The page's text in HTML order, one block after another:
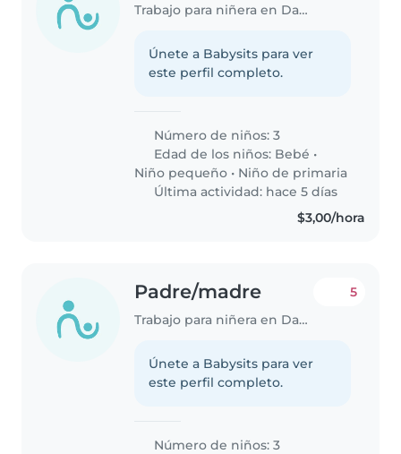
Trabajo para niñera en Daule
Únete a Babysits para ver
este perfil completo.
Número de niños: 3
Edad de los niños: Bebé •
Niño pequeño • Niño de primaria
Última actividad: hace 5 días
$3,00/hora
Padre/madre
Trabajo para niñera en Daule
5
Únete a Babysits para ver
este perfil completo.
Número de niños: 3